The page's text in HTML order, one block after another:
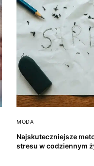
MODA
Najskuteczniejsze
stresu w codziennym